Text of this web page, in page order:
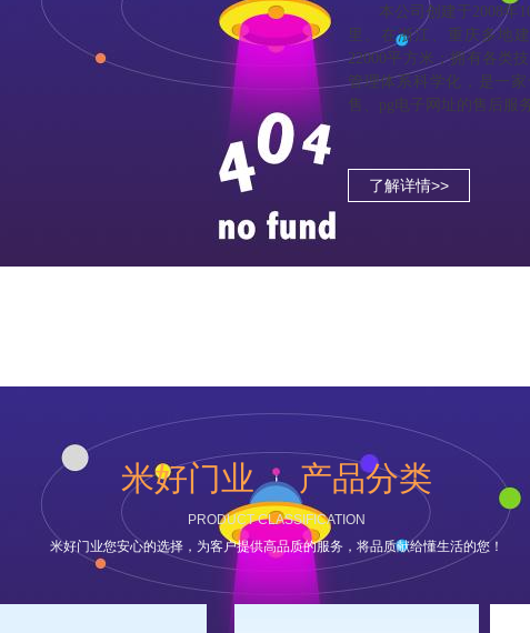
本公司创建于2008年10
里。在浙江、重庆多地
22000平方米；拥有各类
管理体系科学化，是一
售、pg电子网址的售后服
了解详情>>
米好门业 产品分类
PRODUCT CLASSIFICATION
米好门业您安心的选择，为客户提供高品质的服务，将品质献给懂生活的您！